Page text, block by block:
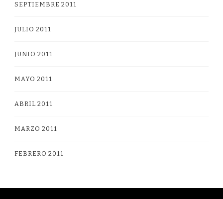
SEPTIEMBRE 2011
JULIO 2011
JUNIO 2011
MAYO 2011
ABRIL 2011
MARZO 2011
FEBRERO 2011